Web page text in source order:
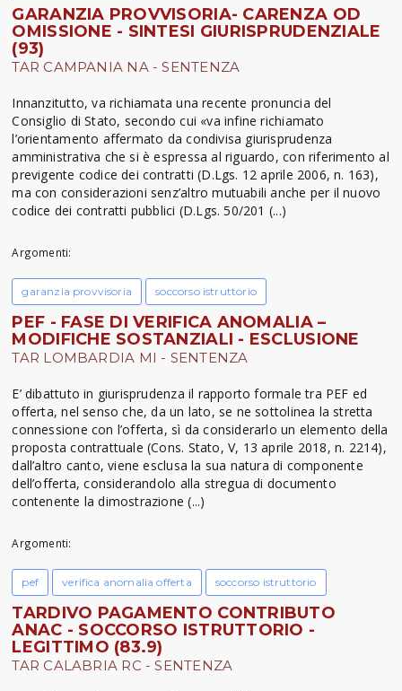
GARANZIA PROVVISORIA- CARENZA OD
OMISSIONE - SINTESI GIURISPRUDENZIALE
(93)
TAR CAMPANIA NA - SENTENZA
Innanzitutto, va richiamata una recente pronuncia del
Consiglio di Stato, secondo cui «va infine richiamato
l’orientamento affermato da condivisa giurisprudenza
amministrativa che si è espressa al riguardo, con riferimento al
previgente codice dei contratti (D.Lgs. 12 aprile 2006, n. 163),
ma con considerazioni senz’altro mutuabili anche per il nuovo
codice dei contratti pubblici (D.Lgs. 50/201 (...)
Argomenti:
garanzia provvisoria soccorso istruttorio
PEF - FASE DI VERIFICA ANOMALIA –
MODIFICHE SOSTANZIALI - ESCLUSIONE
TAR LOMBARDIA MI - SENTENZA
E’ dibattuto in giurisprudenza il rapporto formale tra PEF ed
offerta, nel senso che, da un lato, se ne sottolinea la stretta
connessione con l’offerta, sì da considerarlo un elemento della
proposta contrattuale (Cons. Stato, V, 13 aprile 2018, n. 2214),
dall’altro canto, viene esclusa la sua natura di componente
dell’offerta, considerandolo alla stregua di documento
contenente la dimostrazione (...)
Argomenti:
pef verifica anomalia offerta soccorso istruttorio
TARDIVO PAGAMENTO CONTRIBUTO
ANAC - SOCCORSO ISTRUTTORIO -
LEGITTIMO (83.9)
TAR CALABRIA RC - SENTENZA